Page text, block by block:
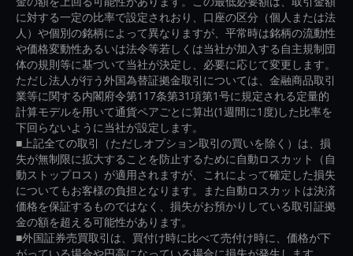
に対する一定の比率で設定されおり、口座の区分（個人または法
人）や個別の銘柄によって異なりますが、平常時は銘柄の流動性
や価格変動性あるいは法令等若しくは当社が加入する自主規制団
体の規則等に基づいて当社が決定し、必要に応じて変更します。
ただし法人が行う外国為替証拠金取引については、金融商品取引
業等に関する内閣府令第117条第31項第1号に規定される定量的
計算モデルを用いて通貨ペアごとに算出(1週間に1度)した比率を
下回らないように当社が設定します。
■上記全ての取引（ただしオプション取引の買いを除く）は、損
失が無制限に拡大することを防止するために自動ロスカット（自
動ストップロス）が適用されますが、これによって確定した損失
についてもお客様の負担となります。また自動ロスカットは決済
価格を保証するものではなく、損失がお預かりしている取引証拠
金の額を超える可能性があります。
■外国証券売買取引は、買付け時に比べて売付け時に、価格が下